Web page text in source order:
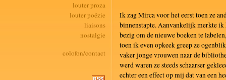
louter proza
louter poëzie
liaisons
nostalgie
colofon/contact
Ik zag Mirca voor het eerst toen ze
binnenstapte. Aanvankelijk merkte ik
bezig om de nieuwe boeken te
toen ik even opkeek greep ze
vaker jonge vrouwen naar de
werd waren ze steeds schaarser
echter een effect op mij dat van een